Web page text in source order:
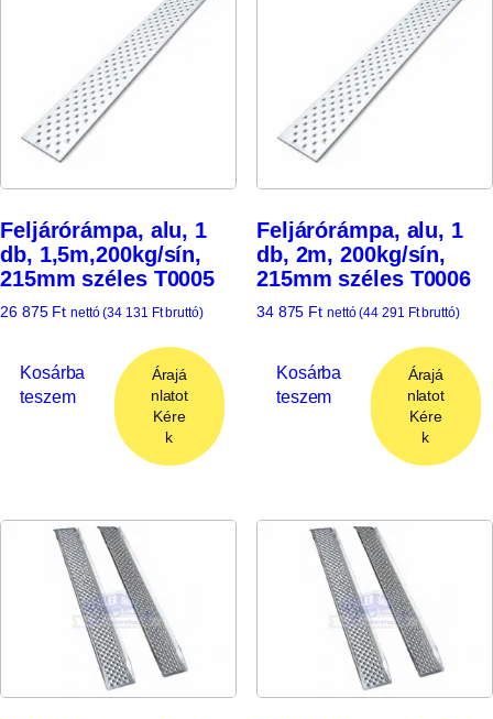
Feljárórámpa, alu, 1
db, 1,5m,200kg/sín,
215mm széles T0005
26 875 Ft nettó (34 131 Ftbruttó)
Kosárba
teszem
Árajá
nlatot
Kére
k
Feljárórámpa, alu, 1
db, 2m, 200kg/sín,
215mm széles T0006
34 875 Ft nettó (44 291 Ftbruttó)
Kosárba
teszem
Árajá
nlatot
Kére
k